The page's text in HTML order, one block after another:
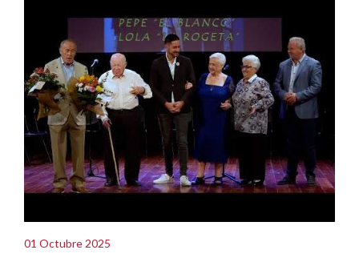
01 Octubre 2025